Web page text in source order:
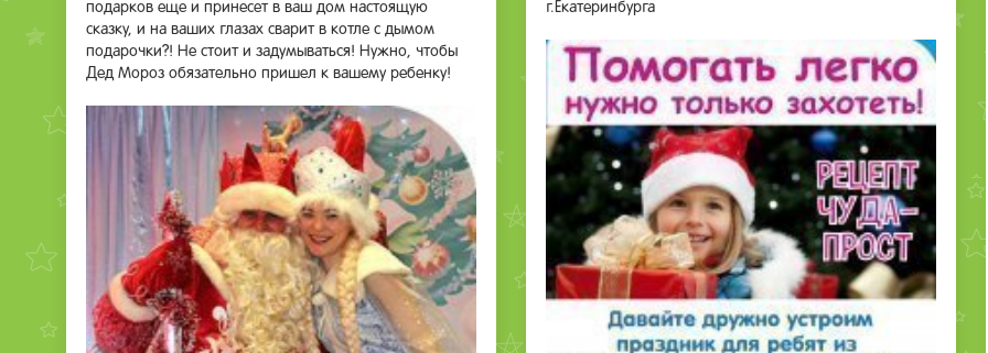
подарков еще и принесет в ваш дом настоящую
сказку, и на ваших глазах сварит в котле с дымом
подарочки?! Не стоит и задумываться! Нужно, чтобы
Дед Мороз обязательно пришел к вашему ребенку!
г.Екатеринбурга